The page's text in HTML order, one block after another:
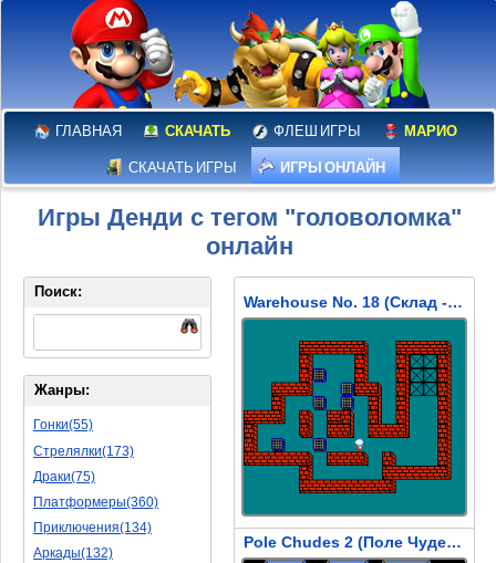
ГЛАВНАЯ СКАЧАТЬ ФЛЕШ ИГРЫ МАРИО
СКАЧАТЬ ИГРЫ ИГРЫ ОНЛАЙН
Игры Денди с тегом "головоломка"
онлайн
Warehouse No. 18 (Склад -18)
Pole Chudes 2 (Поле Чудес 2)
Поиск:
Жанры:
Гонки(55)
Стрелялки(173)
Драки(75)
Платформеры(360)
Приключения(134)
Аркады(132)